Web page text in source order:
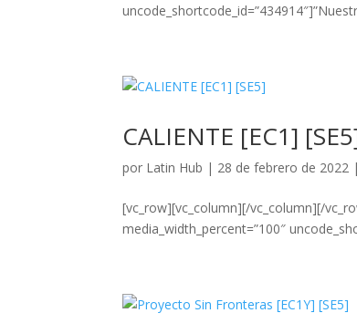
CALIENTE [EC1]
por Latin Hub | 28 de febrero de 2022
[vc_row][vc_column][/vc_column][/
media_width_percent=”100″